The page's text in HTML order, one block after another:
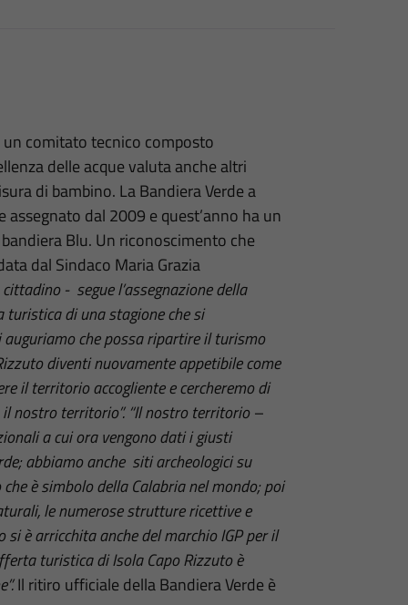
un comitato tecnico composto
delle acque valuta anche altri
di bambino. La Bandiera Verde a
dal 2009 e quest’anno ha un
Blu. Un riconoscimento che
dal Sindaco Maria Grazia
- segue l’assegnazione della
turistica di una stagione che si
che possa ripartire il turismo
diventi nuovamente appetibile come
il territorio accogliente e cercheremo di
nostro territorio”. “Il nostro territorio –
a cui ora vengono dati i giusti
abbiamo anche siti archeologici su
è simbolo della Calabria nel mondo; poi
le numerose strutture ricettive e
si è arricchita anche del marchio IGP per il
turistica di Isola Capo Rizzuto è
Il ritiro ufficiale della Bandiera Verde è